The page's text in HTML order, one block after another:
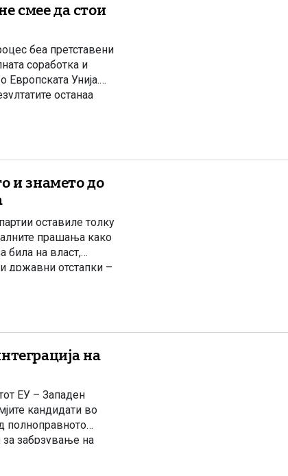
смее да стои
беа претставени
соработка и
Европската Унија.
останаа
не беше целосно
и знамето до
оставиле толку
прашања како
била на власт,
државни отстапки –
на државата,
на
ЕУ – Западен
кандидати во
полноправното
за забрзување на
постепено